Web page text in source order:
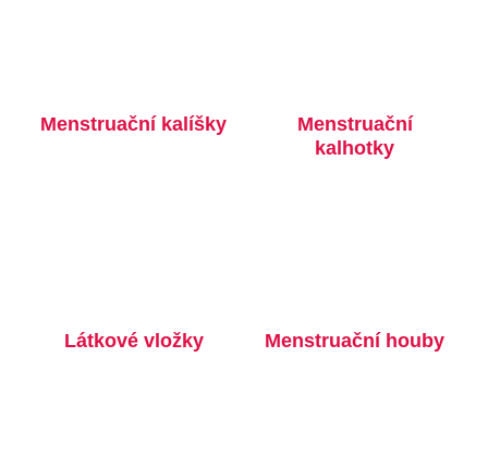
Menstruační kalíšky
Menstruační
kalhotky
Látkové vložky Menstruační houby